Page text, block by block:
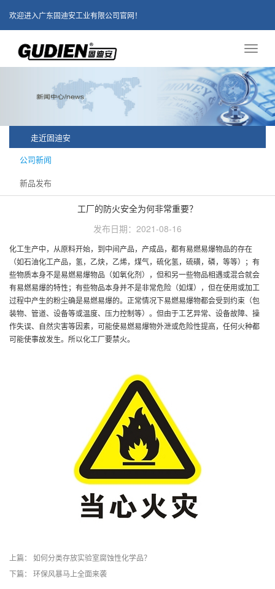
欢迎进入广东固迪安工业有限公司官网！
走近固迪安
公司新闻
新品发布
工厂的防火安全为何非常重要？
发布日期：2021-08-16
化工生产中，从原料开始，到中间产品，产成品，都有易燃易爆物品的存在
（如石油化工产品，氢，乙炔，乙烯，煤气，硫化氢，硫磺，磷，等等）；有
些物质本身不是易燃易爆物品（如氧化剂），但和另一些物品相遇或混合就会
有易燃易爆的特性；有些物品本身并不是非常危险（如煤），但在使用或加工
过程中产生的粉尘确是易燃易爆的。正常情况下易燃易爆物都会受到约束（包
装物、管道、设备等或温度、压力控制等）。但由于工艺异常、设备故障、操
作失误、自然灾害等因素，可能使易燃易爆物外泄或危险性提高，任何火种都
可能使事故发生。所以化工厂要禁火。
上篇：
如何分类存放实验室腐蚀性化学品？
下篇：
环保风暴马上全面来袭